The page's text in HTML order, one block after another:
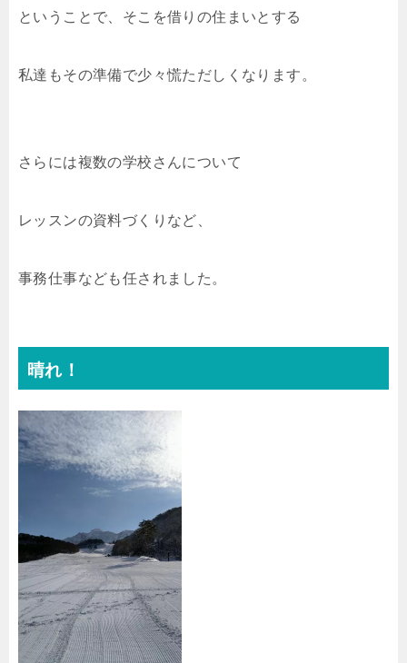
ということで、そこを借りの住まいとする
私達もその準備で少々慌ただしくなります。
さらには複数の学校さんについて
レッスンの資料づくりなど、
事務仕事なども任されました。
晴れ！